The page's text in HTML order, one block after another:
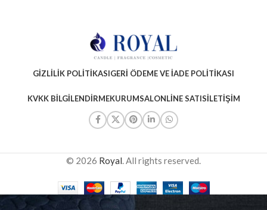
GIZLILIK POLITIKASIGERI ÖDEME VE İADE POLITIKASI
KVKK BILGILENDIRMEKURUMSALONLINE SATISİLETIŞIM
© 2026 Royal. All rights reserved.